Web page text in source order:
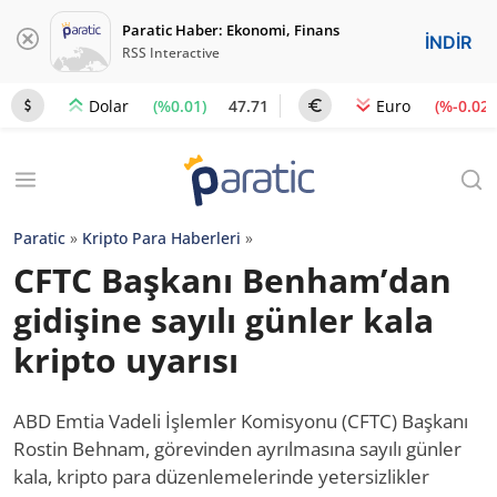
Paratic Haber: Ekonomi, Finans
RSS Interactive İNDİR
Dolar (%0.01) 47.71 Euro (%-0.02)
Paratic » Kripto Para Haberleri »
CFTC Başkanı Benham’dan
gidişine sayılı günler kala
kripto uyarısı
ABD Emtia Vadeli İşlemler Komisyonu (CFTC) Başkanı
Rostin Behnam, görevinden ayrılmasına sayılı günler
kala, kripto para düzenlemelerinde yetersizlikler